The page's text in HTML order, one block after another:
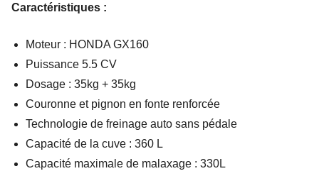
Caractéristiques :
Moteur : HONDA GX160
Puissance 5.5 CV
Dosage : 35kg + 35kg
Couronne et pignon en fonte renforcée
Technologie de freinage auto sans pédale
Capacité de la cuve : 360 L
Capacité maximale de malaxage : 330L